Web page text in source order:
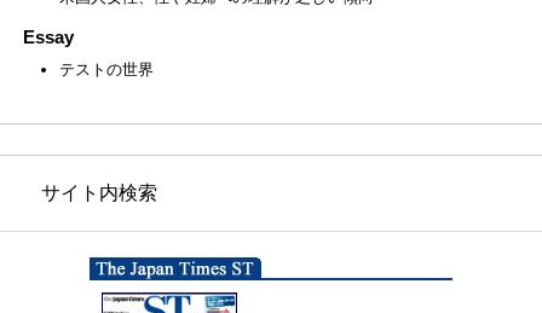
Essay
テストの世界
サイト内検索